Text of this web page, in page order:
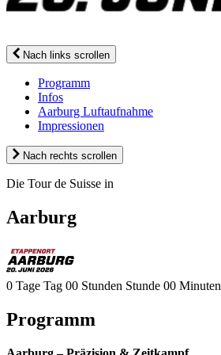
Nach links scrollen
Programm
Infos
Aarburg Luftaufnahme
Impressionen
Nach rechts scrollen
Die Tour de Suisse in
Aarburg
0 Tage Tag 00 Stunden Stunde 00 Minuten
Programm